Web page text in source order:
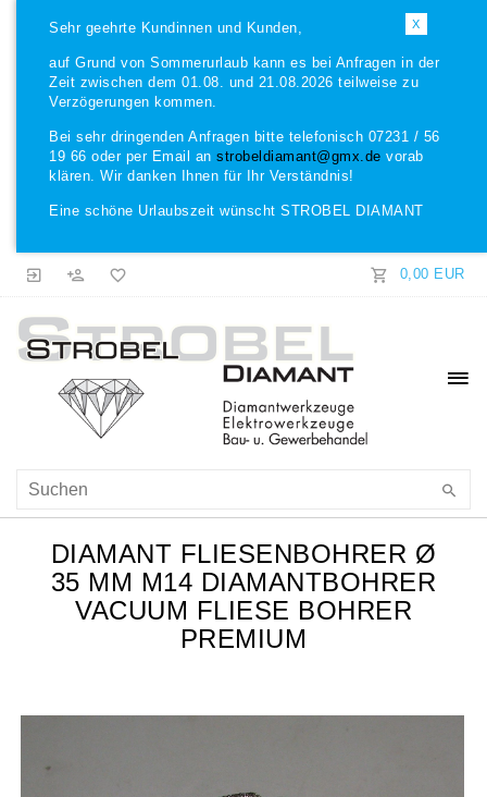
X
Sehr geehrte Kundinnen und Kunden,
auf Grund von Sommerurlaub kann es bei Anfragen in der
Zeit zwischen dem 01.08. und 21.08.2026 teilweise zu
Verzögerungen kommen.
Bei sehr dringenden Anfragen bitte telefonisch 07231 / 56
19 66 oder per Email an strobeldiamant@gmx.de vorab
klären. Wir danken Ihnen für Ihr Verständnis!
Eine schöne Urlaubszeit wünscht STROBEL DIAMANT
0,00 EUR
DIAMANT FLIESENBOHRER Ø
35 MM M14 DIAMANTBOHRER
VACUUM FLIESE BOHRER
PREMIUM